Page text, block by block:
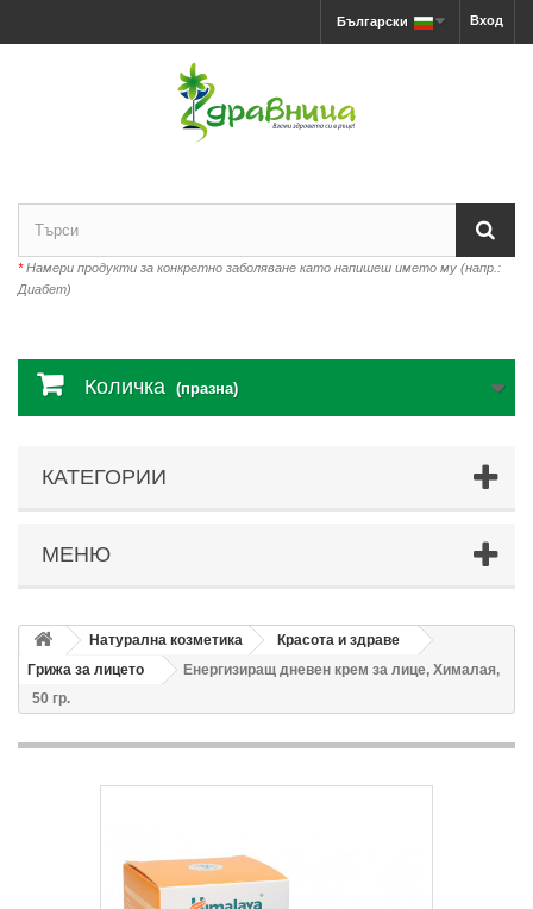
Вход
Български
*Намери продукти за конкретно заболяване като напишеш името му (напр.:
Диабет)
Количка (празна)
КАТЕГОРИИ
МЕНЮ
Натурална козметика
Красота и здраве
Грижа за лицето
Енергизиращ дневен крем за лице, Хималая,
50 гр.